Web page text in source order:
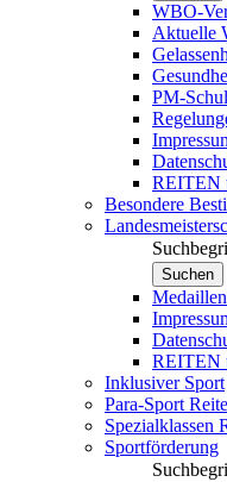
WBO-
Aktuelle
PM-
REITEN
Besondere
Suchen
REITEN
Inklusiver Sport
Para-Sport
Spezialklassen
Sportförderung